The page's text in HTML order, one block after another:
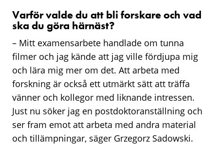
Varför valde du att bli forskare och vad
ska du göra härnäst?
– Mitt examensarbete handlade om tunna
filmer och jag kände att jag ville fördjupa mig
och lära mig mer om det. Att arbeta med
forskning är också ett utmärkt sätt att träffa
vänner och kollegor med liknande intressen.
Just nu söker jag en postdoktoranställning och
ser fram emot att arbeta med andra material
och tillämpningar, säger Grzegorz Sadowski.